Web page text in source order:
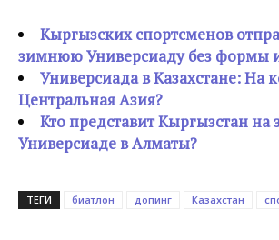
Кыргызских спортсменов
зимнюю Универсиаду без формы
Универсиада в Казахстане: На
Центральная Азия?
Кто представит Кыргызстан на
Универсиаде в Алматы?
ТЕГИ биатлон допинг Казахстан